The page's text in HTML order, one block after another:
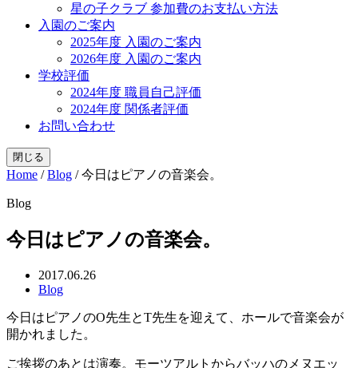
星の子クラブ 参加費のお支払い方法
入園のご案内
2025年度 入園のご案内
2026年度 入園のご案内
学校評価
2024年度 職員自己評価
2024年度 関係者評価
お問い合わせ
閉じる
Home /Blog /今日はピアノの音楽会。
Blog
今日はピアノの音楽会。
2017.06.26
Blog
今日はピアノのO先生とT先生を迎えて、ホールで音楽会が
開かれました。
ご挨拶のあとは演奏。モーツアルトからバッハのメヌエッ